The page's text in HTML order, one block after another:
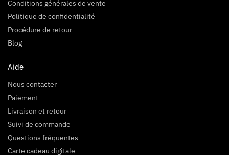
Conditions générales de vente
Politique de confidentialité
Procédure de retour
Blog
Aide
Nous contacter
Paiement
Livraison et retour
Suivi de commande
Questions fréquentes
Carte cadeau digitale